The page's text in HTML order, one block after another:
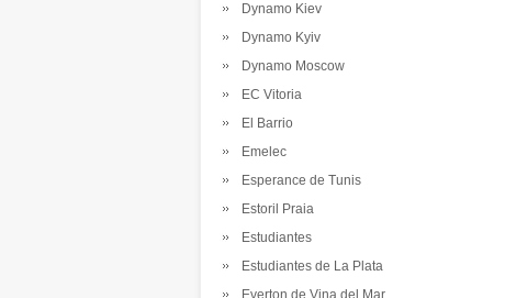
Dynamo Kiev
Dynamo Kyiv
Dynamo Moscow
EC Vitoria
El Barrio
Emelec
Esperance de Tunis
Estoril Praia
Estudiantes
Estudiantes de La Plata
Everton de Vina del Mar